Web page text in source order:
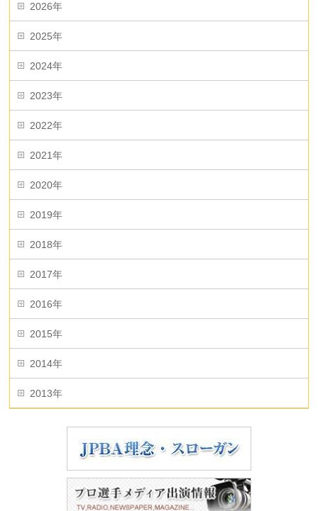
2026年
2025年
2024年
2023年
2022年
2021年
2020年
2019年
2018年
2017年
2016年
2015年
2014年
2013年